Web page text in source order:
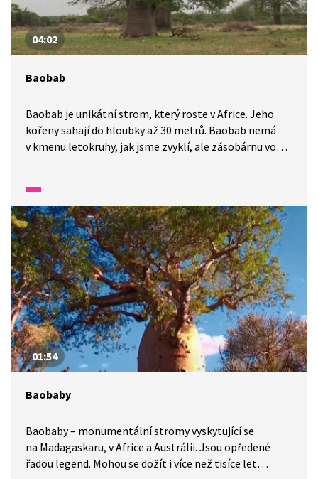
04:02
Baobab
Baobab je unikátní strom, který roste v Africe. Jeho
kořeny sahají do hloubky až 30 metrů. Baobab nemá
v kmenu letokruhy, jak jsme zvyklí, ale zásobárnu vody.
největší a zároveň nejteplejší kontinent světa. Proto
se neváhejte vydat za dalším dobrodružstvím právě
sem.
01:54
Baobaby
Baobaby – monumentální stromy vyskytující se
na Madagaskaru, v Africe a Austrálii. Jsou opředené
řadou legend. Mohou se dožít i více než tisíce let